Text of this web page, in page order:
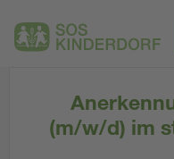
(m/w/d) im